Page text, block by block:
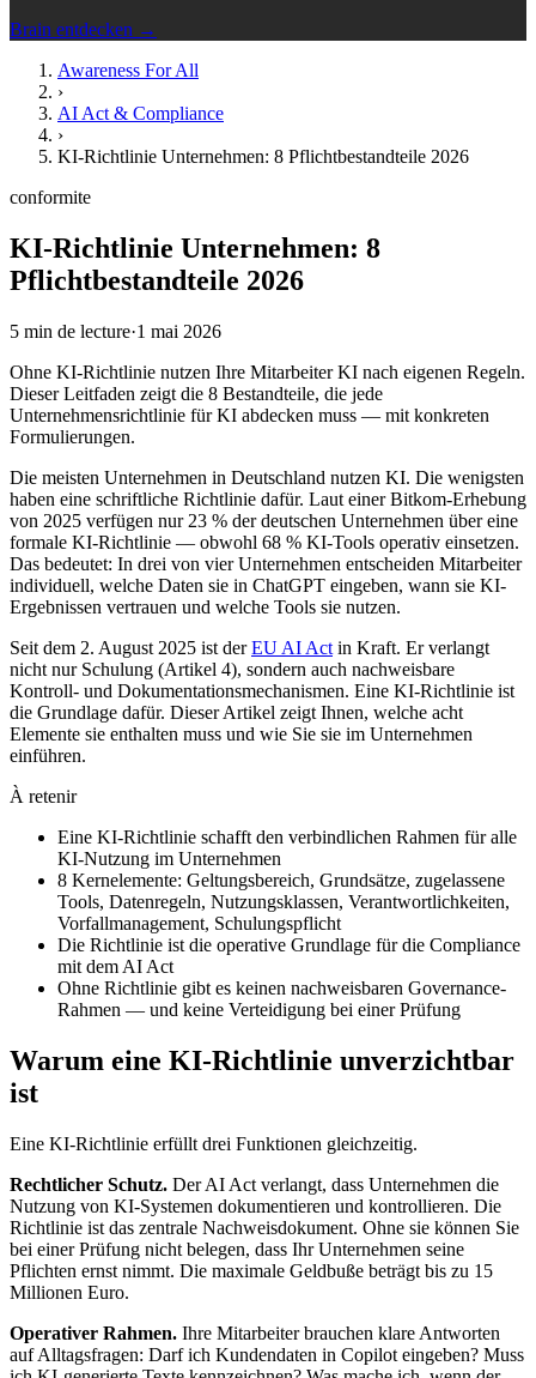
Brain entdecken →
Awareness For All
›
AI Act & Compliance
›
KI-Richtlinie Unternehmen: 8 Pflichtbestandteile 2026
conformite
KI-Richtlinie Unternehmen: 8
Pflichtbestandteile 2026
5 min de lecture·1 mai 2026
Ohne KI-Richtlinie nutzen Ihre Mitarbeiter KI nach eigenen Regeln.
Dieser Leitfaden zeigt die 8 Bestandteile, die jede
Unternehmensrichtlinie für KI abdecken muss — mit konkreten
Formulierungen.
Die meisten Unternehmen in Deutschland nutzen KI. Die wenigsten
haben eine schriftliche Richtlinie dafür. Laut einer Bitkom-Erhebung
von 2025 verfügen nur 23 % der deutschen Unternehmen über eine
formale KI-Richtlinie — obwohl 68 % KI-Tools operativ einsetzen.
Das bedeutet: In drei von vier Unternehmen entscheiden Mitarbeiter
individuell, welche Daten sie in ChatGPT eingeben, wann sie KI-
Ergebnissen vertrauen und welche Tools sie nutzen.
Seit dem 2. August 2025 ist derEU AI Act in Kraft. Er verlangt
nicht nur Schulung (Artikel 4), sondern auch nachweisbare
Kontroll- und Dokumentationsmechanismen. Eine KI-Richtlinie ist
die Grundlage dafür. Dieser Artikel zeigt Ihnen, welche acht
Elemente sie enthalten muss und wie Sie sie im Unternehmen
einführen.
À retenir
Eine KI-Richtlinie schafft den verbindlichen Rahmen für alle
KI-Nutzung im Unternehmen
8 Kernelemente: Geltungsbereich, Grundsätze, zugelassene
Tools, Datenregeln, Nutzungsklassen, Verantwortlichkeiten,
Vorfallmanagement, Schulungspflicht
Die Richtlinie ist die operative Grundlage für die Compliance
mit dem AI Act
Ohne Richtlinie gibt es keinen nachweisbaren Governance-
Rahmen — und keine Verteidigung bei einer Prüfung
Warum eine KI-Richtlinie unverzichtbar
ist
Eine KI-Richtlinie erfüllt drei Funktionen gleichzeitig.
Rechtlicher Schutz. Der AI Act verlangt, dass Unternehmen die
Nutzung von KI-Systemen dokumentieren und kontrollieren. Die
Richtlinie ist das zentrale Nachweisdokument. Ohne sie können Sie
bei einer Prüfung nicht belegen, dass Ihr Unternehmen seine
Pflichten ernst nimmt. Die maximale Geldbuße beträgt bis zu 15
Millionen Euro.
Operativer Rahmen. Ihre Mitarbeiter brauchen klare Antworten
auf Alltagsfragen: Darf ich Kundendaten in Copilot eingeben? Muss